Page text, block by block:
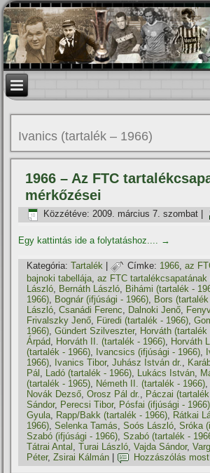
Ivanics (tartalék – 1966)
1966 – Az FTC
mérkőzései
Közzétéve: 2009. március 7. szombat
Egy kattintás ide a folytatáshoz.... →
Kategória: Tartalék | Címke: 1966,az
bajnoki tabellája,az FTC tartalékcsapatának
László, Bernáth László, Bihámi (tartalék -
1966), Bognár (ifjúsági - 1966), Bors
László,Csanádi Ferenc, Dalnoki Jenő,
Frivalszky Jenő, Füredi (tartalék - 1966),
1966),Gündert Szilveszter, Horváth (tartalék
Árpád, Horváth II. (tartalék - 1966), Horváth
(tartalék - 1966), Ivancsics (ifjúsági - 1966),
1966), Ivanics Tibor,Juhász István dr.,
Pál , Ladó (tartalék - 1966), Lukács István,
(tartalék - 1965), Németh II. (tartalék - 1966),
Novák Dezső,Orosz Pál dr., Páczai
Sándor, Perecsi Tibor, Pósfai (ifjúsági - 1966)
Gyula, Rapp/Bakk (tartalék - 1966), Rátkai
1966),Selenka Tamás,Soós László,Sróka
Szabó (ifjúsági - 1966),Szabó (tartalék -
Tátrai Antal ,Turai László,Vajda Sándor,
Péter,Zsirai Kálmán Hozzászólás